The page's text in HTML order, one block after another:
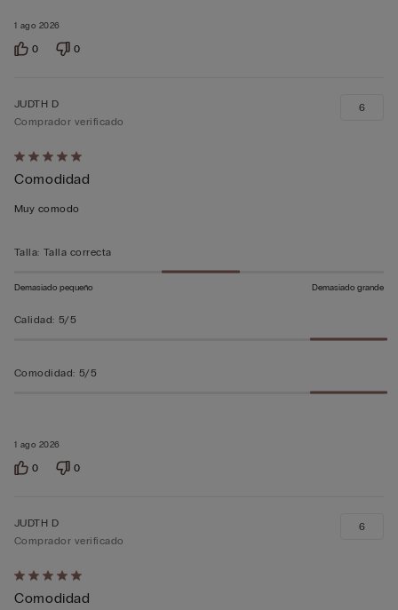
1 ago 2026
0 0
Calificación
de
5
5
1 ago 2026
JUDTH D
Comprador verificado
Comodidad
Muy comodo
6
Talla: Talla correcta
Demasiado pequeño Demasiado grande
Calidad: 5/5
Comodidad: 5/5
0 0
Calificación
de
JUDTH D
Comprador verificado
Comodidad
6